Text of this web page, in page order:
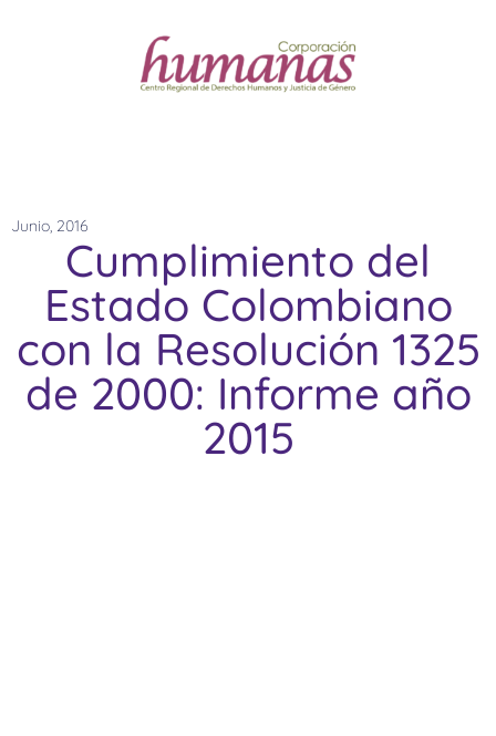
Junio, 2016
Cumplimiento del
Estado Colombiano
con la Resolución 1325
de 2000: Informe año
2015